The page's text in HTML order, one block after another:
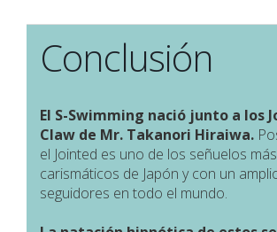
Conclusión
El S-Swimming nació junto a los
Claw de Mr. Takanori Hiraiwa.
el Jointed es uno de los señuelos más
carismáticos de Japón y con un
seguidores en todo el mundo.